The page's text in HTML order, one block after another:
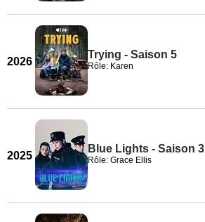
2026
Trying - Saison 5
Rôle: Karen
2025
Blue Lights - Saison 3
Rôle: Grace Ellis